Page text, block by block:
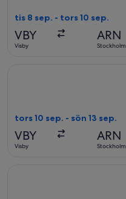
tis 8 sep. - tors 10 sep.
VBY
Visby
ARN
Stockholm
tors 10 sep. - sön 13 sep.
VBY
Visby
ARN
Stockholm